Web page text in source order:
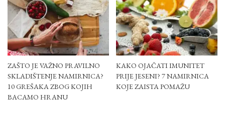
ZAŠTO JE VAŽNO PRAVILNO
SKLADIŠTENJE NAMIRNICA?
10 GREŠAKA ZBOG KOJIH
BACAMO HRANU
KAKO OJAČATI IMUNITET
PRIJE JESENI? 7 NAMIRNICA
KOJE ZAISTA POMAŽU